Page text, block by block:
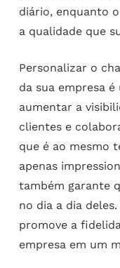
diário, enquanto
a qualidade que
Personalizar o
da sua empresa
aumentar a
clientes e
que é ao mesmo
apenas
também garante
no dia a dia
promove a
empresa em um